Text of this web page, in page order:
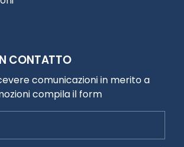
CONTATTO
comunicazioni in merito a
compila il form